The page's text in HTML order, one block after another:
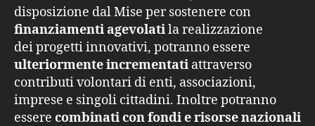
disposizione dal Mise per sostenere con
finanziamenti agevolatila realizzazione
dei progetti innovativi, potranno essere
ulteriormente incrementati attraverso
contributi volontari di enti, associazioni,
imprese e singoli cittadini. Inoltre potranno
essere combinati con fondi e risorse nazionali